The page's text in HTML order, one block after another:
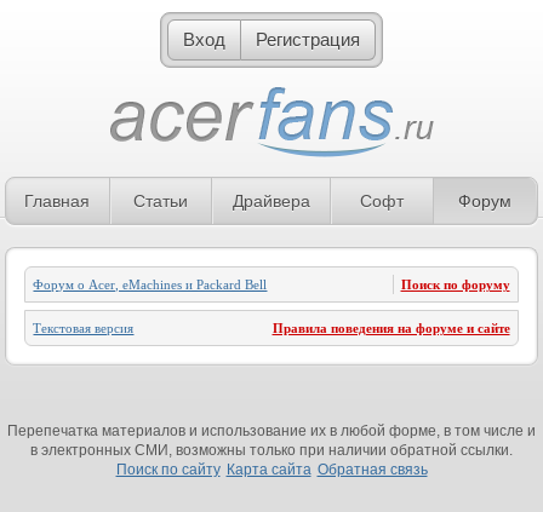
Вход Регистрация
Главная Статьи Драйвера Софт Форум
Форум о Acer, eMachines и Packard Bell Поиск по форуму
Текстовая версия Правила поведения на форуме и сайте
Перепечатка материалов и использование их в любой форме, в том числе и
в электронных СМИ, возможны только при наличии обратной ссылки.
Поиск по сайту Карта сайта Обратная связь